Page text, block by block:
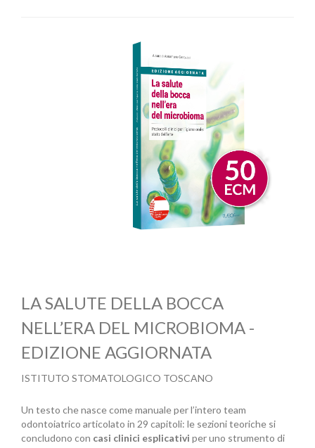
LA SALUTE DELLA BOCCA
NELL’ERA DEL MICROBIOMA -
EDIZIONE AGGIORNATA
ISTITUTO STOMATOLOGICO TOSCANO
Un testo che nasce come manuale per l’intero team
odontoiatrico articolato in 29 capitoli: le sezioni teoriche si
concludono con casi clinici esplicativi per uno strumento di